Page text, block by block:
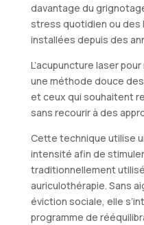
davantage du
stress quotidien ou des
installées depuis des
L’acupuncture laser
une méthode douce
et ceux qui souhaitent
sans recourir à des
Cette technique utilise
intensité afin de
traditionnellement
auriculothérapie. Sans
éviction sociale, elle
programme de